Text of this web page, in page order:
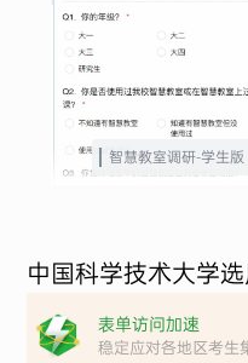
智慧教室调研-学生版
中国科学技术大学
表单访问加速
稳定应对各地区考生